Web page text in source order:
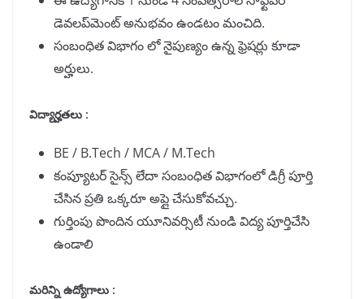
డెవలప్‌మెంట్ అనుభవం ఉండటం మంచిది.
సంబంధిత విభాగం లో నైపుణ్యం ఉన్న ఫ్రెషర్లు కూడా
అర్హులు.
విద్యార్హతలు :
BE / B.Tech / MCA / M.Tech
కంప్యూటర్ సైన్స్ లేదా సంబంధిత విభాగంలో డిగ్రీ పూర్తి
చేసిన ప్రతి ఒక్కరూ అప్లై చేసుకోవచ్చు.
గుర్తింపు పొందిన యూనివర్సిటీ నుండి విద్య పూర్తిచేసి
ఉండాలి
మరిన్ని ఉద్యోగాలు :